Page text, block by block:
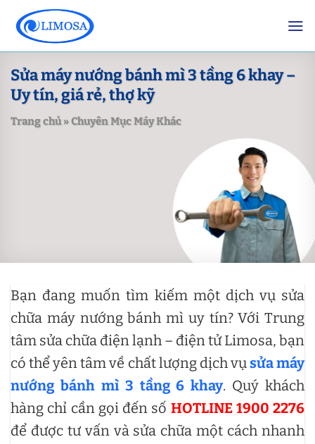
content
Sửa máy nướng bánh mì 3 tầng 6 khay –
Uy tín, giá rẻ, thợ kỹ
Trang chủ»Chuyên Mục Máy Khác
Bạn đang muốn tìm kiếm một dịch vụ sửa
chữa máy nướng bánh mì uy tín? Với Trung
tâm sửa chữa điện lạnh – điện tử Limosa, bạn
có thể yên tâm về chất lượng dịch vụsửa máy
nướng bánh mì 3 tầng 6 khay. Quý khách
hàng chỉ cần gọi đến số HOTLINE 1900 2276
để được tư vấn và sửa chữa một cách nhanh